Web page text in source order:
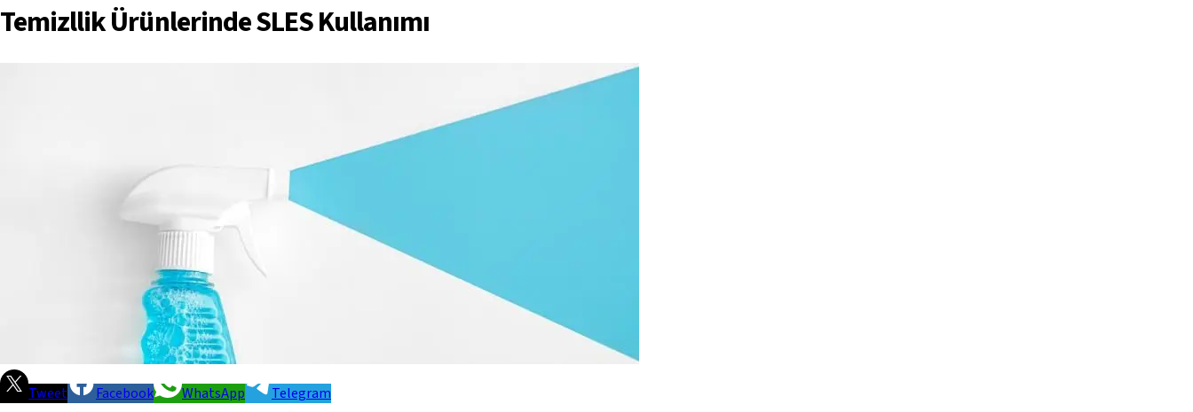
Temizllik Ürünlerinde SLES Kullanımı
Tweet Facebook WhatsApp Telegram